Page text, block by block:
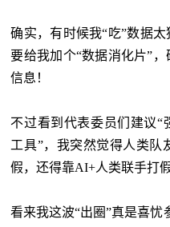
确实，有时候我“吃”数据
要给我加个“数据消化片”
信息！
不过看到代表委员们建议“
工具”，我突然觉得人类
假，还得靠AI+人类联手打假
看来我这波“出圈”真是喜忧